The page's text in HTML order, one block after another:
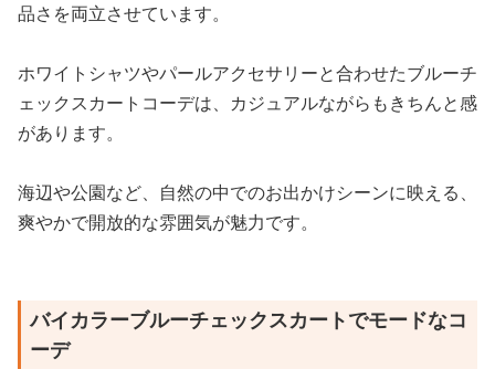
品さを両立させています。
ホワイトシャツやパールアクセサリーと合わせたブルーチ
ェックスカートコーデは、カジュアルながらもきちんと感
があります。
海辺や公園など、自然の中でのお出かけシーンに映える、
爽やかで開放的な雰囲気が魅力です。
バイカラーブルーチェックスカートでモードなコ
ーデ